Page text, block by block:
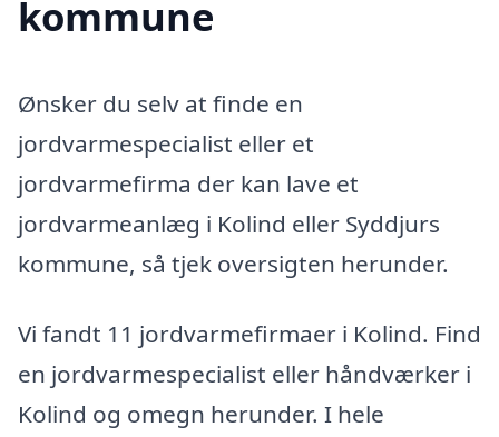
kommune
Ønsker du selv at finde en
jordvarmespecialist eller et
jordvarmefirma der kan lave et
jordvarmeanlæg i Kolind eller Syddjurs
kommune, så tjek oversigten herunder.
Vi fandt 11 jordvarmefirmaer i Kolind. Find
en jordvarmespecialist eller håndværker i
Kolind og omegn herunder. I hele